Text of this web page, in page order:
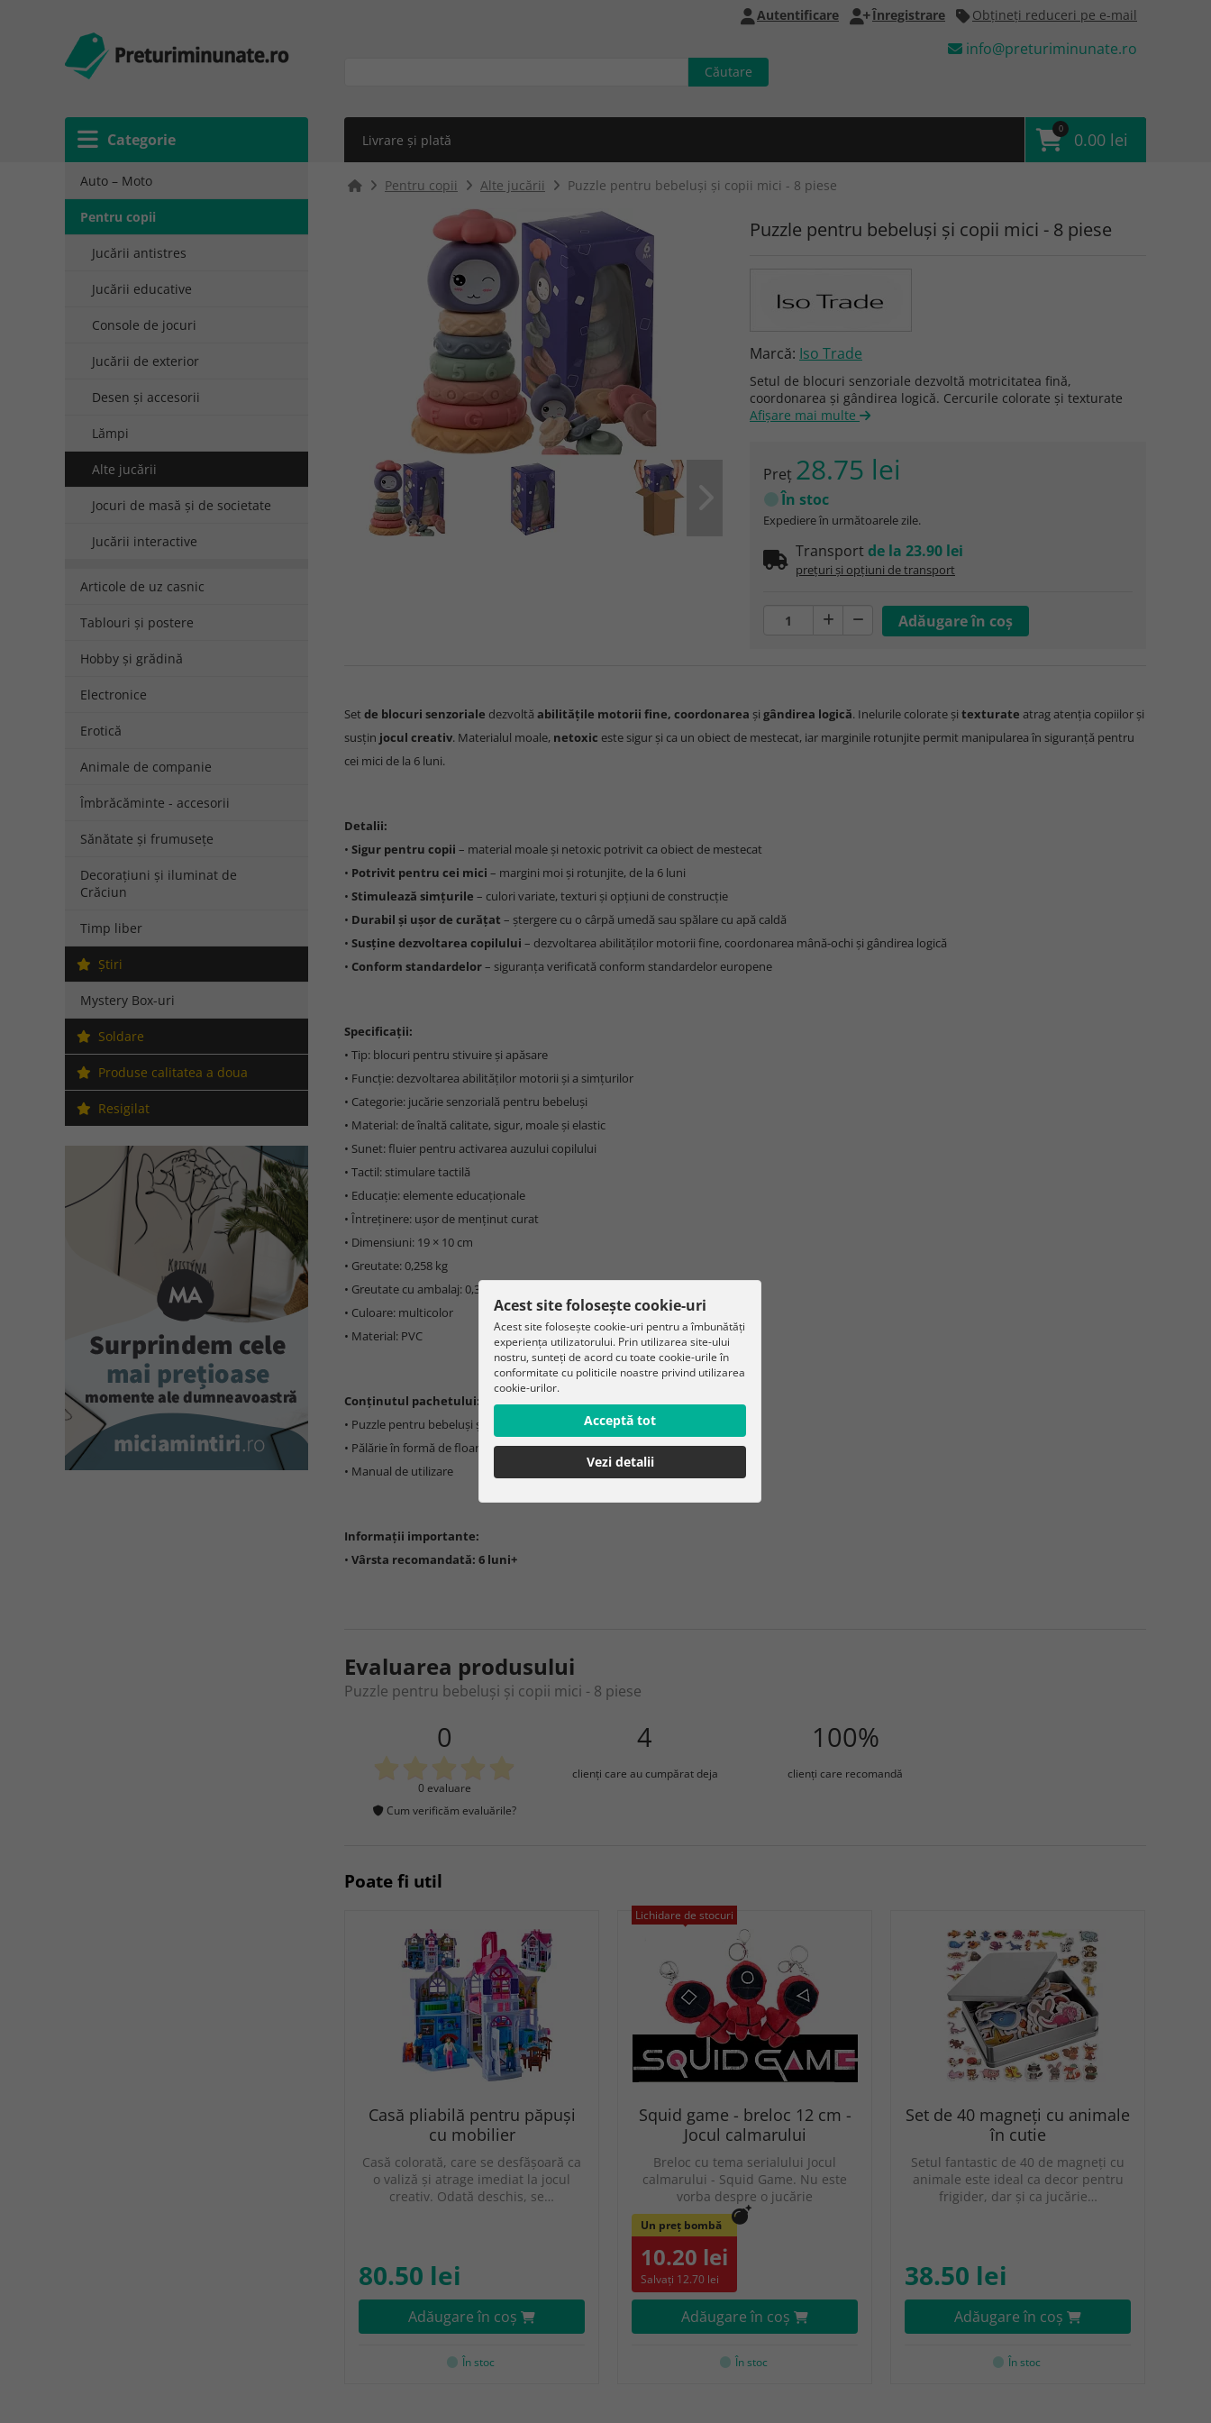
Categorie
Autentificare Înregistrare Obţineţi reduceri pe e-mail
info@preturiminunate.ro
Livrare și plată
0
0.00 lei
Auto – Moto
Pentru copii
Jucării antistres
Jucării educative
Console de jocuri
Jucării de exterior
Desen și accesorii
Lămpi
Alte jucării
Jocuri de masă și de societate
Jucării interactive
Articole de uz casnic
Tablouri și postere
Hobby și grădină
Electronice
Erotică
Animale de companie
Îmbrăcăminte - accesorii
Sănătate și frumusețe
Decorațiuni și iluminat de
Crăciun
Timp liber
Ştiri
Mystery Box-uri
Soldare
Produse calitatea a doua
Resigilat
Pentru copii Alte jucării Puzzle pentru bebeluși și copii mici - 8 piese
Puzzle pentru bebeluși și copii mici - 8 piese
Marcă: Iso Trade
Setul de blocuri senzoriale dezvoltă motricitatea fină,
coordonarea și gândirea logică. Cercurile colorate și texturate
Afişare mai multe
Preţ 28.75 lei
În stoc
Expediere în următoarele zile.
Transport de la 23.90 lei
prețuri și opțiuni de transport
Set de blocuri senzoriale dezvoltă abilitățile motorii fine, coordonarea și gândirea logică. Inelurile colorate și texturate atrag atenția copiilor și
susțin jocul creativ. Materialul moale, netoxic este sigur și ca un obiect de mestecat, iar marginile rotunjite permit manipularea în siguranță pentru
cei mici de la 6 luni.
Detalii:
• Sigur pentru copii – material moale și netoxic potrivit ca obiect de mestecat
• Potrivit pentru cei mici – margini moi și rotunjite, de la 6 luni
• Stimulează simțurile – culori variate, texturi și opțiuni de construcție
• Durabil și ușor de curățat – ștergere cu o cârpă umedă sau spălare cu apă caldă
• Susține dezvoltarea copilului – dezvoltarea abilităților motorii fine, coordonarea mână-ochi și gândirea logică
• Conform standardelor– siguranța verificată conform standardelor europene
Specificații:
• Tip: blocuri pentru stivuire și apăsare
• Funcție: dezvoltarea abilităților motorii și a simțurilor
• Categorie: jucărie senzorială pentru bebeluși
• Material: de înaltă calitate, sigur, moale și elastic
• Sunet: fluier pentru activarea auzului copilului
• Tactil: stimulare tactilă
• Educație: elemente educaționale
• Întreținere: ușor de menținut curat
• Dimensiuni: 19 × 10 cm
• Greutate: 0,258 kg
• Greutate cu ambalaj: 0,379 kg
• Culoare: multicolor
• Material: PVC
Conținutul pachetului:
• Puzzle pentru bebeluși și copii mici - 8 piese
• Pălărie în formă de floare
• Manual de utilizare
Informații importante:
• Vârsta recomandată: 6 luni+
Evaluarea produsului
Puzzle pentru bebeluși și copii mici - 8 piese
0
0 evaluare
Cum verificăm evaluările?
4
clienţi care au cumpărat deja
100%
clienţi care recomandă
Poate fi util
Casă pliabilă pentru păpuși
cu mobilier
Casă colorată, care se desfășoară ca
o valiză și atrage imediat la jocul
creativ. Odată deschis, se…
80.50 lei
Adăugare în coş
În stoc
Lichidare de stocuri
Squid game - breloc 12 cm -
Jocul calmarului
Breloc cu tema serialului Jocul
calmarului - Squid Game. Nu este
vorba despre o jucărie
Un preț bombă
10.20 lei
Salvați 12.70 lei
Adăugare în coş
În stoc
Set de 40 magneți cu animale
în cutie
Setul fantastic de 40 de magneți cu
animale este ideal ca decor pentru
frigider, dar și ca jucărie…
38.50 lei
Adăugare în coş
În stoc
Acest site folosește cookie-uri
Acest site folosește cookie-uri pentru a îmbunătăți
experiența utilizatorului. Prin utilizarea site-ului
nostru, sunteți de acord cu toate cookie-urile în
conformitate cu politicile noastre privind utilizarea
cookie-urilor.
Acceptă tot
Vezi detalii